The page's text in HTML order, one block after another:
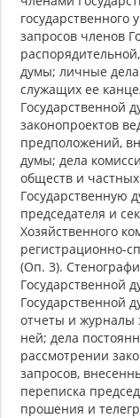
государственного
запросов членов
думы; личные
служащих ее
Государственной
законопроектов
предположений,
думы; дела
обществ и
Государственную
председателя и
Хозяйственного
регистрационно-
(Оп. 3).
Государственной
Государственной
отчеты и журналы
ней; дела
рассмотрении
запросов,
переписка
прошения и